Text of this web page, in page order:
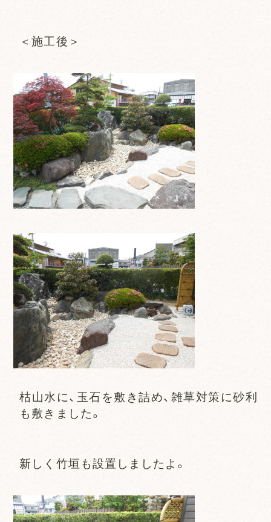
＜施工後＞
枯山水に、玉石を敷き詰め、雑草対策に砂利
も敷きました。
新しく竹垣も設置しましたよ。